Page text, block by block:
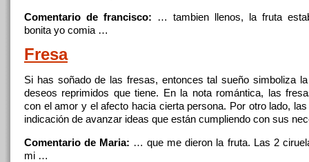
Comentario de francisco: … tambien llenos, la fruta
bonita yo comia …
Fresa
Si has soñado de las fresas, entonces tal sueño simboliza
deseos reprimidos que tiene. En la nota romántica, las
con el amor y el afecto hacia cierta persona. Por otro lado,
indicación de avanzar ideas que están cumpliendo con sus
Comentario de Maria: … que me dieron la fruta. Las 2
mi …